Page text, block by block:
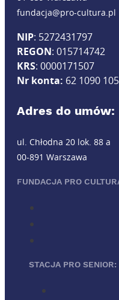
fundacja@pro-cultura.pl
NIP: 5272431797
REGON: 015714742
KRS: 0000171507
Nr konta: 62 1090
Adres do umów:
ul. Chłodna 20 lok. 88 a
00-891 Warszawa
FUNDACJA PRO
STACJA PRO SENIOR: